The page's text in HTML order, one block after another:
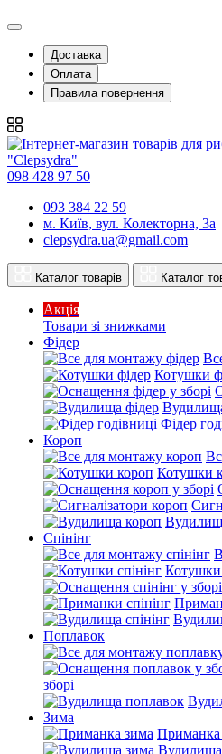
Доставка
Оплата
Правила повернення
098 428 97 50
093 384 22 59
м. Київ, вул. Колекторна, 3а
clepsydra.ua@gmail.com
Каталог товарів Каталог
Акція
Товари зі знижками
Фідер
Котушки
Фідер
Короп
Котушки
Спінінг
Котушки
Поплавок
зборі
Зима
Приманка